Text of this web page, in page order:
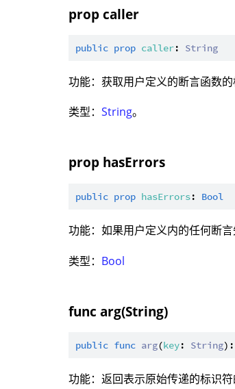
prop caller
public prop caller: String
功能：获取用户定义的断言函数的
类型：String。
prop hasErrors
public prop hasErrors: Bool
功能：如果用户定义内的任何断
类型： Bool
func arg(String)
public func arg(key: String):
功能：返回表示原始传递的标识